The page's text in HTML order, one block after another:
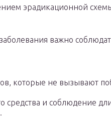
эрадикационной схемы
важно
которые не вызывают
средства и соблюдение